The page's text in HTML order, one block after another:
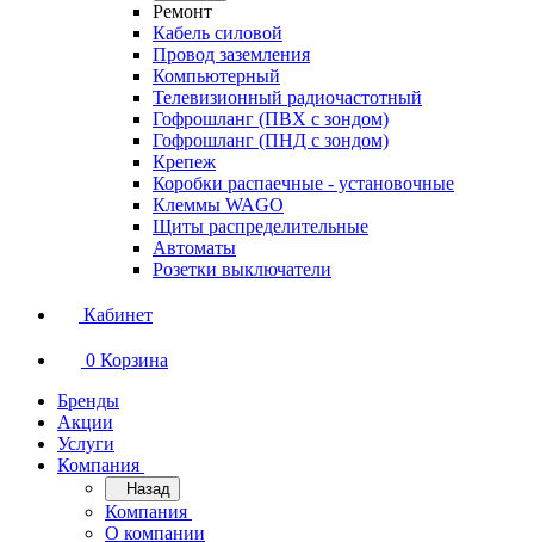
Ремонт
Кабель силовой
Провод заземления
Компьютерный
Телевизионный радиочастотный
Гофрошланг (ПВХ с зондом)
Гофрошланг (ПНД с зондом)
Крепеж
Коробки распаечные - установочные
Клеммы WAGO
Щиты распределительные
Автоматы
Розетки выключатели
Кабинет
0 Корзина
Бренды
Акции
Услуги
Компания
Назад
Компания
О компании